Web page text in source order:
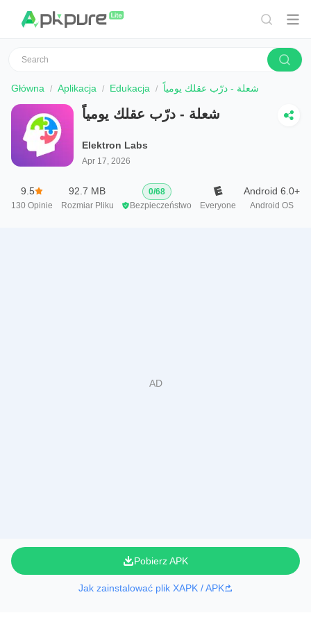
Główna Aplikacja Edukacja شعلة - درّب عقلك يومياً
شعلة - درّب عقلك يومياً
Elektron Labs
Apr 17, 2026
9.5
130 Opinie
92.7 MB
Rozmiar Pliku
0/68
Bezpieczeństwo
Everyone
Android 6.0+
Android OS
Pobierz APK
Jak zainstalować plik XAPK / APK